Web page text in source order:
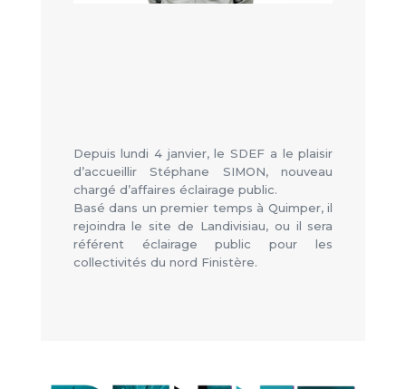
Depuis lundi 4 janvier, le SDEF a le plaisir
d’accueillir Stéphane SIMON, nouveau
chargé d’affaires éclairage public.
Basé dans un premier temps à Quimper, il
rejoindra le site de Landivisiau, ou il sera
référent éclairage public pour les
collectivités du nord Finistère.